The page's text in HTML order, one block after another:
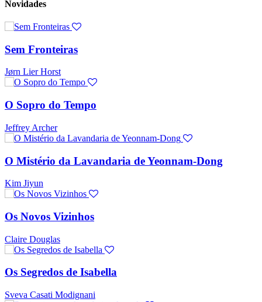
Novidades
Sem Fronteiras
Jørn Lier Horst
O Sopro do Tempo
Jeffrey Archer
O Mistério da Lavandaria de Yeonnam-Dong
Kim Jiyun
Os Novos Vizinhos
Claire Douglas
Os Segredos de Isabella
Sveva Casati Modignani